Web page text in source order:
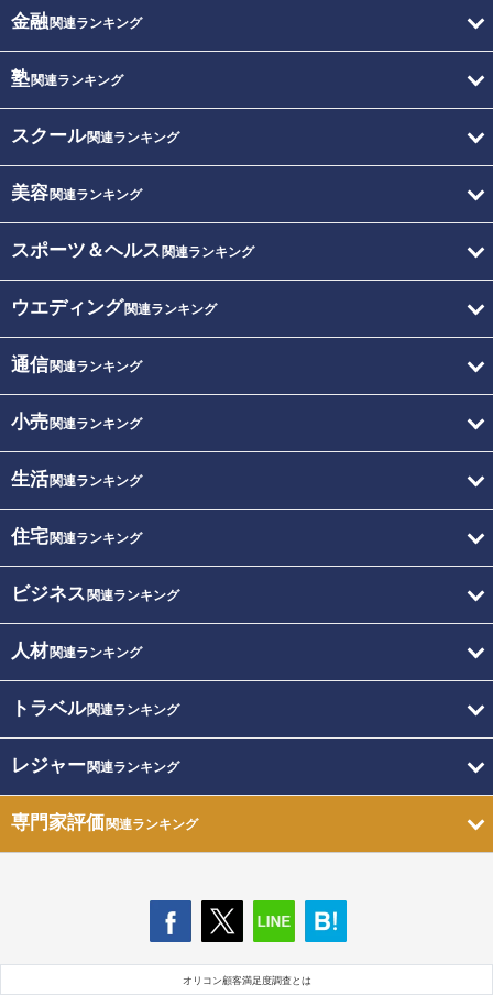
金融関連ランキング
塾関連ランキング
スクール関連ランキング
美容関連ランキング
スポーツ＆ヘルス 関連ランキング
ウエディング関連ランキング
通信関連ランキング
小売関連ランキング
生活関連ランキング
住宅関連ランキング
ビジネス 関連ランキング
人材関連ランキング
トラベル関連ランキング
レジャー関連ランキング
専門家評価関連ランキング
オリコン顧客満足度調査とは